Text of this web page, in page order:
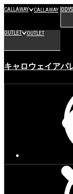
CALLAWAY CALLAWAY
OUTLET OUTLET
キャロウェイアパ